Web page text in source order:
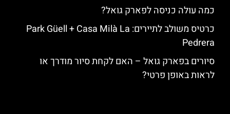
כמה עולה כניסה לפארק גואל?
כרטיס משולב לתיירים: Park Güell + Casa Milà La
Pedrera
סיורים בפארק גואל – האם לקחת סיור מודרך או
לראות באופן פרטי?